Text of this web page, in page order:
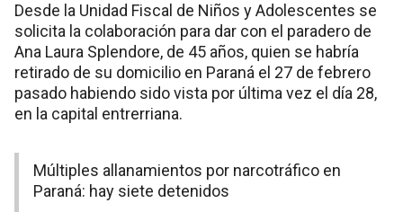
Desde la Unidad Fiscal de Niños y Adolescentes se
solicita la colaboración para dar con el paradero de
Ana Laura Splendore, de 45 años, quien se habría
retirado de su domicilio en Paraná el 27 de febrero
pasado habiendo sido vista por última vez el día 28,
en la capital entrerriana.
Múltiples allanamientos por narcotráfico en
Paraná: hay siete detenidos